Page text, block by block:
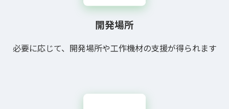
開発場所
必要に応じて、開発場所や工作機材の支援が得られます